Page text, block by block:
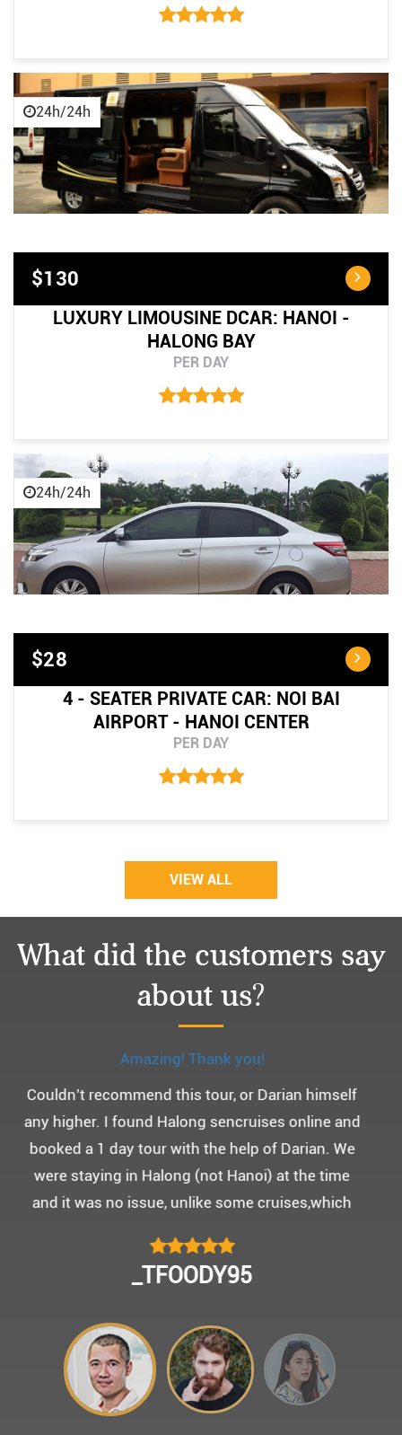
24h/24h
$130
LUXURY LIMOUSINE DCAR: HANOI -
HALONG BAY
PER DAY
24h/24h
$28
4 - SEATER PRIVATE CAR: NOI BAI
AIRPORT - HANOI CENTER
PER DAY
VIEW ALL
What did the customers say
about us?
Monchery cruis, 즐거웠던 어머니 환갑여행~
어머니 환갑여행을 기념하여 하롱베이, 몽쉐리 크
루즈 여행을 다녀왔어요. ^^
부모님을 모시고 가는 여행인만큼 비교적 선선한 2
월말에 Darian Culbert를 통해서 다녀왔습니다.
5성급 신식 몽쉐리 크루즈와 리무진 버스 덕분에 부
멀미가 있으신 부모님을 배려해서 리무진에서 앞좌
석으로 배치해주시어 고마웠습니다.
킹은 부모님께 멋진 추억을 만들어 주었네요.
어머니 환갑을 기념하여 몽쉐리 크루즈에서 이쁜
꽃다발과 맛있는 케잌으로 깜짝 파티를 만들어 주
셨어요. 어머니께서 큰 감동을 받으셨답니다. 멋진
CHOKYUNGSEOK